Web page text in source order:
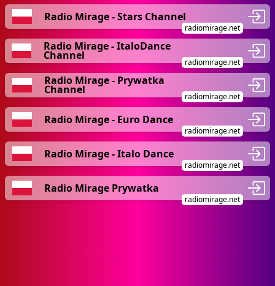
Radio Mirage - Stars Channel
radiomirage.net
Radio Mirage - ItaloDance
Channel
radiomirage.net
Radio Mirage - Prywatka
Channel
radiomirage.net
Radio Mirage - Euro Dance
radiomirage.net
Radio Mirage - Italo Dance
radiomirage.net
Radio Mirage Prywatka
radiomirage.net